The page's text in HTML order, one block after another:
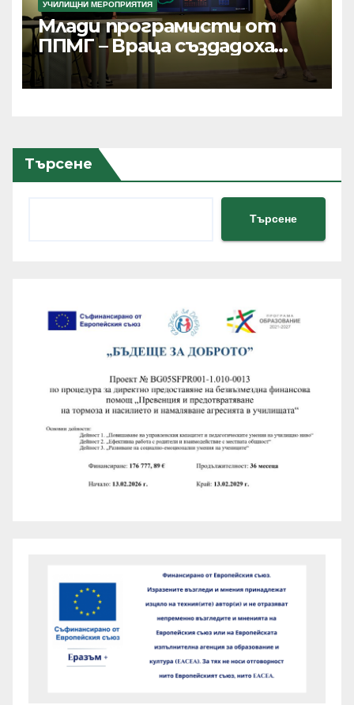
УЧИЛИЩНИ МЕРОПРИЯТИЯ
Млади програмисти от
ППМГ – Враца създадоха
дигитални продукти с
реално приложение и
Търсене
Търсене